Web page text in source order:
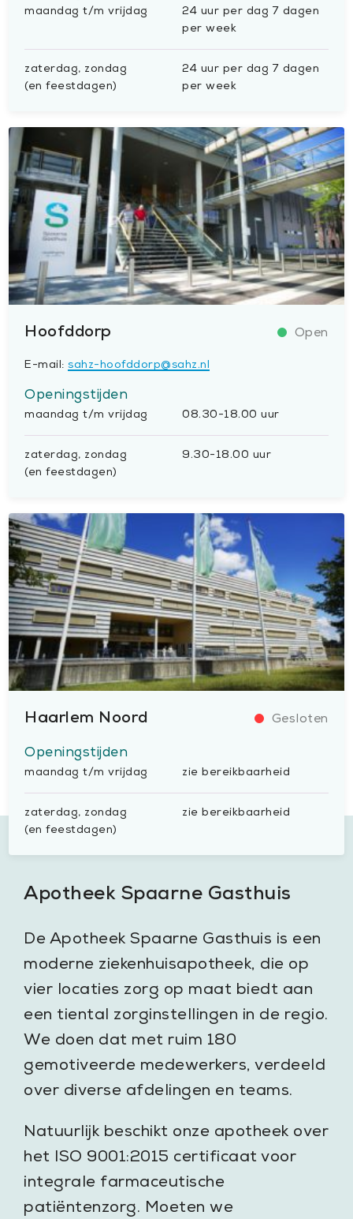
maandag t/m vrijdag
24 uur per dag 7 dagen
per week
zaterdag, zondag
(en feestdagen)
24 uur per dag 7 dagen
per week
Hoofddorp
E-mail:sahz-hoofddorp@sahz.nl
Openingstijden
maandag t/m vrijdag 08.30-18.00 uur
zaterdag, zondag
(en feestdagen)
9.30-18.00 uur
Haarlem Noord
Openingstijden
maandag t/m vrijdag zie bereikbaarheid
zaterdag, zondag
(en feestdagen)
zie bereikbaarheid
Apotheek Spaarne Gasthuis
De Apotheek Spaarne Gasthuis is een
moderne ziekenhuisapotheek, die op
vier locaties zorg op maat biedt aan
een tiental zorginstellingen in de regio.
We doen dat met ruim 180
gemotiveerde medewerkers, verdeeld
over diverse afdelingen en teams.
Natuurlijk beschikt onze apotheek over
het ISO 9001:2015 certificaat voor
integrale farmaceutische
patiëntenzorg. Moeten we